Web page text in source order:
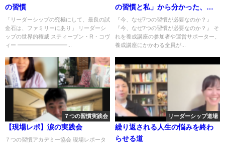
の習慣
「リーダーシップの究極にして、最良の試
金石は、ファミリーにあり」 リーダーシ
ップの世界的権威 スティーブン・R・コヴ
ィー ━━━━━━━━━...
の習慣と私」から分かった、
今、7つの習慣が必要な理由と
は？ 7つの習慣実践会ファシリテ
ーター養成講座 第6期後半レポ
『今、なぜ7つの習慣が必要なのか？』
『今、なぜ7つの習慣が必要なのか？』 そ
れを養成講座の参加者や運営サポーター、
養成講座にかかわる全員が...
７つの習慣実践会
【現場レポ】涙の実践会
７つの習慣アカデミー協会 現場レポータ
リーダーシップ道場
繰り返される人生の悩みを終わ
らせる道